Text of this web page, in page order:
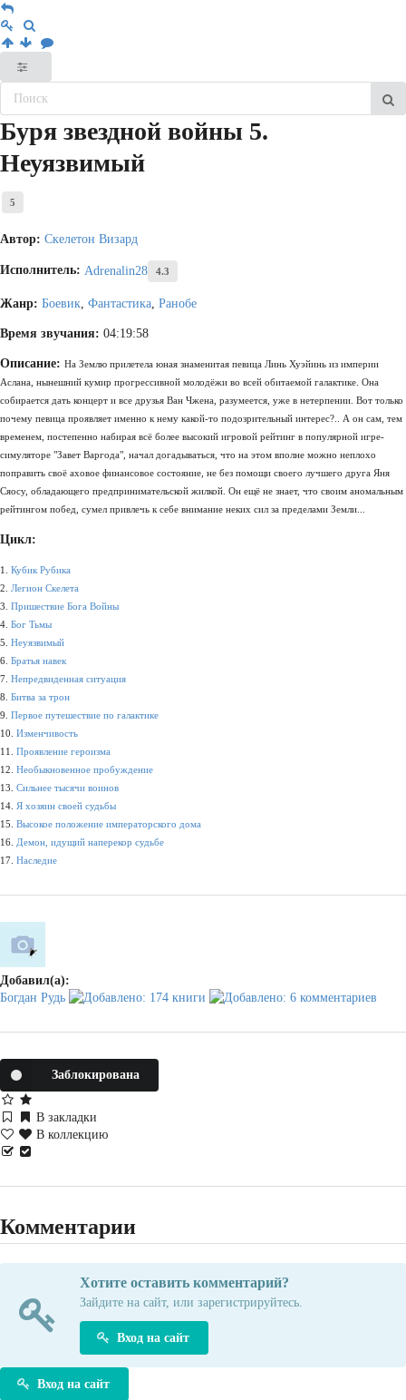
Буря звездной войны 5.
Неуязвимый
5
Автор: Скелетон Визард
Исполнитель: Adrenalin28 4.3
Жанр: Боевик, Фантастика, Ранобе
Время звучания: 04:19:58
Описание: На Землю прилетела юная знаменитая певица Линь Хуэйинь из империи
Аслана, нынешний кумир прогрессивной молодёжи во всей обитаемой галактике. Она
собирается дать концерт и все друзья Ван Чжена, разумеется, уже в нетерпении. Вот только
почему певица проявляет именно к нему какой-то подозрительный интерес?.. А он сам, тем
временем, постепенно набирая всё более высокий игровой рейтинг в популярной игре-
симуляторе "Завет Варгода", начал догадываться, что на этом вполне можно неплохо
поправить своё аховое финансовое состояние, не без помощи своего лучшего друга Яня
Сяосу, обладающего предпринимательской жилкой. Он ещё не знает, что своим аномальным
рейтингом побед, сумел привлечь к себе внимание неких сил за пределами Земли...
Цикл:
1. Кубик Рубика
2. Легион Скелета
3. Пришествие Бога Войны
4. Бог Тьмы
5. Неуязвимый
6. Братья навек
7. Непредвиденная ситуация
8. Битва за трон
9. Первое путешествие по галактике
10. Изменчивость
11. Проявление героизма
12. Необыкновенное пробуждение
13. Сильнее тысячи воинов
14. Я хозяин своей судьбы
15. Высокое положение императорского дома
16. Демон, идущий наперекор судьбе
17. Наследие
Добавил(а):
Богдан Рудь
Заблокирована
В закладки
В коллекцию
Комментарии
Хотите оставить комментарий?
Зайдите на сайт, или зарегистрируйтесь.
Вход на сайт
Вход на сайт